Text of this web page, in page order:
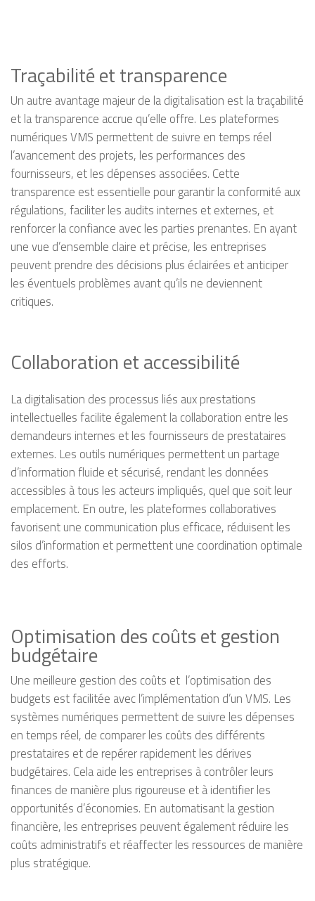
Traçabilité et transparence
Un autre avantage majeur de la digitalisation est la traçabilité
et la transparence accrue qu’elle offre. Les plateformes
numériques VMS permettent de suivre en temps réel
l’avancement des projets, les performances des
fournisseurs, et les dépenses associées. Cette
transparence est essentielle pour garantir la conformité aux
régulations, faciliter les audits internes et externes, et
renforcer la confiance avec les parties prenantes. En ayant
une vue d’ensemble claire et précise, les entreprises
peuvent prendre des décisions plus éclairées et anticiper
les éventuels problèmes avant qu’ils ne deviennent
critiques.
Collaboration et accessibilité
La digitalisation des processus liés aux prestations
intellectuelles facilite également la collaboration entre les
demandeurs internes et les fournisseurs de prestataires
externes. Les outils numériques permettent un partage
d’information fluide et sécurisé, rendant les données
accessibles à tous les acteurs impliqués, quel que soit leur
emplacement. En outre, les plateformes collaboratives
favorisent une communication plus efficace, réduisent les
silos d’information et permettent une coordination optimale
des efforts.
Optimisation des coûts et gestion
budgétaire
Une meilleure gestion des coûts et l’optimisation des
budgets est facilitée avec l’implémentation d’un VMS. Les
systèmes numériques permettent de suivre les dépenses
en temps réel, de comparer les coûts des différents
prestataires et de repérer rapidement les dérives
budgétaires. Cela aide les entreprises à contrôler leurs
finances de manière plus rigoureuse et à identifier les
opportunités d’économies. En automatisant la gestion
financière, les entreprises peuvent également réduire les
coûts administratifs et réaffecter les ressources de manière
plus stratégique.